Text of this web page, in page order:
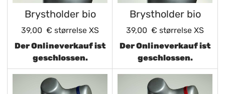
Brystholder bio
39,00 € størrelse XS
Der Onlineverkauf ist
geschlossen.
Brystholder bio
39,00 € størrelse XS
Der Onlineverkauf ist
geschlossen.